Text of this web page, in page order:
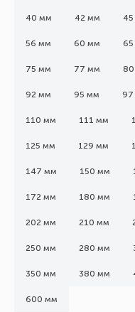
40 мм 42 мм
56 мм 60 мм
75 мм 77 мм
92 мм 95 мм
110 мм 111 мм
125 мм 129 мм
147 мм 150 мм
172 мм 180 мм
202 мм 210 мм
250 мм 280 мм
350 мм 380 мм
600 мм